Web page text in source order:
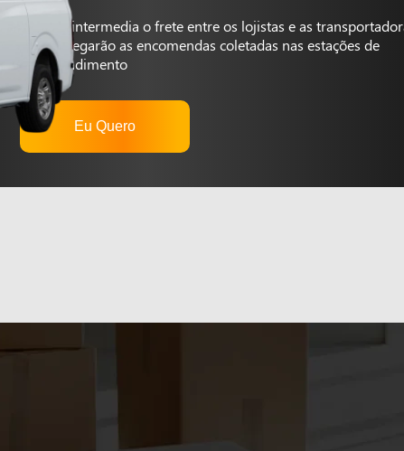
A Kapta intermedia o frete entre os lojistas e as
que entregarão as encomendas coletadas nas estações de
autoatendimento
Eu Quero